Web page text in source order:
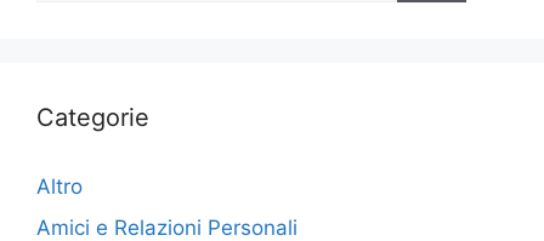
Categorie
Altro
Amici e Relazioni Personali